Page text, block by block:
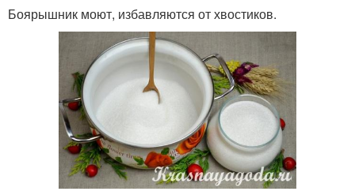
Боярышник моют, избавляются от хвостиков.